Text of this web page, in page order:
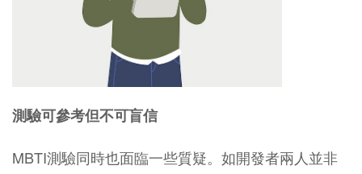
測驗可參考但不可盲信
MBTI測驗同時也面臨一些質疑。如開發者兩人並非